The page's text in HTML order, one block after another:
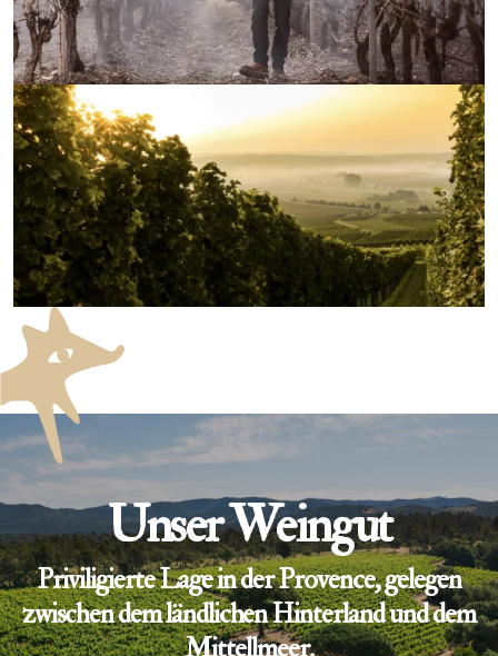
Unser Weingut
Priviligierte Lage in der Provence, gelegen
zwischen dem ländlichen Hinterland und dem
Mittellmeer.